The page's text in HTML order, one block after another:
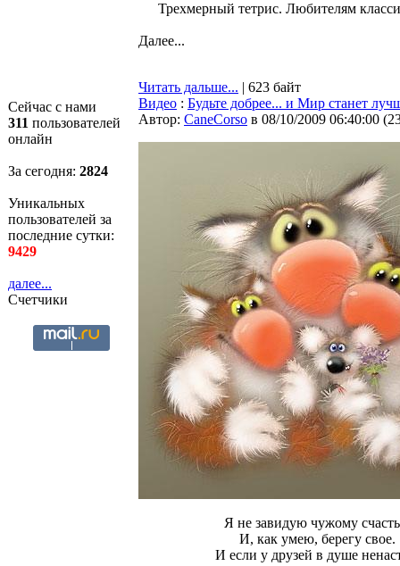
Сейчас с нами
311 пользователей
онлайн
За сегодня: 2824
Уникальных
пользователей за
последние сутки:
9429
далее...
Счетчики
Трехмерный тетрис. Любителям
Далее...
Читать дальше... | 623 байт
Видео : Будьте добрее... и Мир станет
Автор: CaneCorso в 08/10/2009 06:40:00 (
Я не завидую чужому
И, как умею, берегу свое.
И если у друзей в душе